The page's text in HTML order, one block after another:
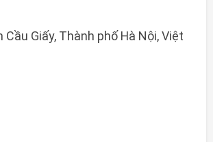
Giấy, Thành phố Hà Nội, Việt